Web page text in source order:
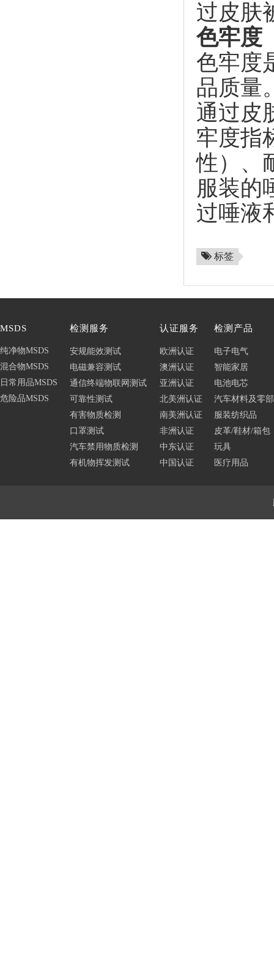
过皮肤
色牢度
色牢度
品质量
通过皮
牢度指
性）、
服装的
过唾液
标签
MSDS
纯净物MSDS
混合物MSDS
日常用品MSDS
危险品MSDS
检测服务
安规能效测试
电磁兼容测试
通信终端物联网测试
可靠性测试
有害物质检测
口罩测试
汽车禁用物质检测
有机物挥发测试
认证服务
欧洲认证
澳洲认证
亚洲认证
北美洲认证
南美洲认证
非洲认证
中东认证
中国认证
检测产品
电子电气
智能家居
电池电芯
汽车材料及零
服装纺织品
皮革/鞋材/箱包
玩具
医疗用品